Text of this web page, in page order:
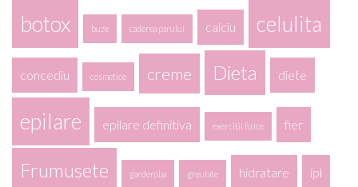
botox buze caderea parului calciu celulita
concediu cosmetice creme Dieta diete
epilare epilare definitiva exercitii fizice fier
Frumusete garderoba greutate hidratare ipl